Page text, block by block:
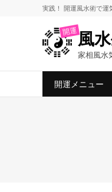
ス
実践！ 開運風水術で運
開運風
家相風水
開運メニュー